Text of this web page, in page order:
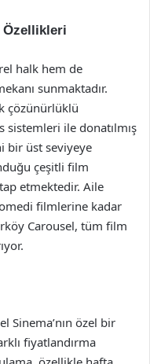
Özellikleri
halk hem de
sunmaktadır.
çözünürlüklü
ile donatılmış
bir üst seviyeye
çeşitli film
etmektedir. Aile
filmlerine kadar
Carousel, tüm film
Sinema’nın özel bir
fiyatlandırma